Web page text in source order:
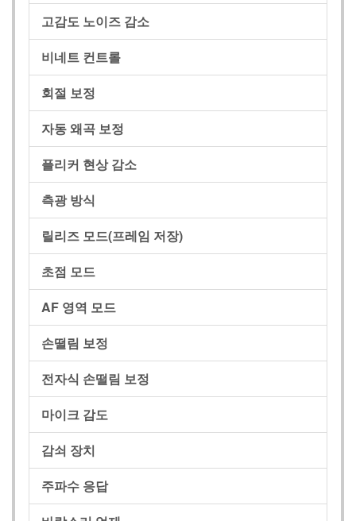
고감도 노이즈 감소
비네트 컨트롤
회절 보정
자동 왜곡 보정
플리커 현상 감소
측광 방식
릴리즈 모드(프레임 저장)
초점 모드
AF 영역 모드
손떨림 보정
전자식 손떨림 보정
마이크 감도
감쇠 장치
주파수 응답